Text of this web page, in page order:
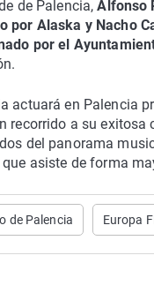
de Palencia,Alfonso
por Alaska y Nacho
por el
actuará en Palencia
recorrido a su
del panorama
asiste de forma
de Palencia Europa